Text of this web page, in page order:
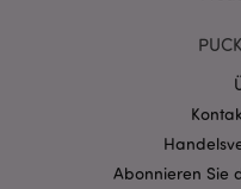
Abonnieren Sie
mage-cache-